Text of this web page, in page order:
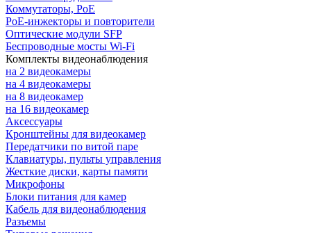
Коммутаторы, PoE
PoE-инжекторы и повторители
Оптические модули SFP
Беспроводные мосты Wi-Fi
Комплекты видеонаблюдения
на 2 видеокамеры
на 4 видеокамеры
на 8 видеокамер
на 16 видеокамер
Аксессуары
Кронштейны для видеокамер
Передатчики по витой паре
Клавиатуры, пульты управления
Жесткие диски, карты памяти
Микрофоны
Блоки питания для камер
Кабель для видеонаблюдения
Разъемы